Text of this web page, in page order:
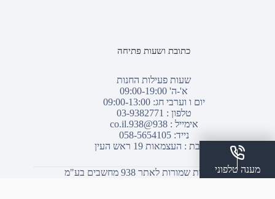
כתובת ושעות פתיחה
שעות פעילות החנות
א'-ה' 09:00-19:00
יום ו וערבי חג: 09:00-13:00
טלפון : 03-9382771
אימייל :938@938.co.il
נייד: 058-5654105
כתובת : העצמאות 19 ראש העין
© כל הזכויות שמורות לאתר 938 מחשבים בע"מ
מענה טלפוני